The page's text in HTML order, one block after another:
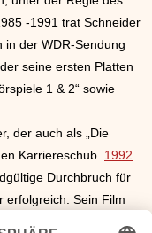
-1991 trat Schneider
in der WDR-Sendung
seine ersten Platten
1 & 2“ sowie
der auch als „Die
Karriereschub. 1992
Durchbruch für
erfolgreich. Sein Film